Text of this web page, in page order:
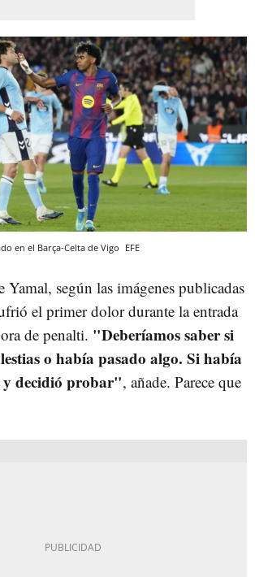
en el Barça-Celta de Vigo EFE
Yamal, según las imágenes publicadas
el primer dolor durante la entrada
de penalti. "Deberíamos saber si
o había pasado algo. Si había
y decidió probar", añade. Parece que